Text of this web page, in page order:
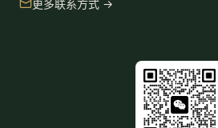
更多联系方式 →